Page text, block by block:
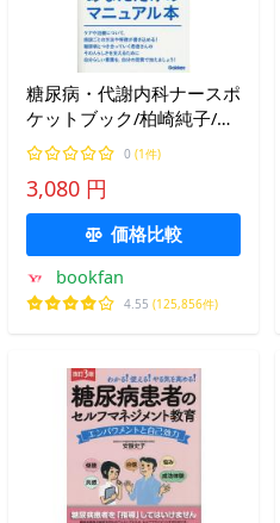
糖尿病・代謝内科ナースポ
ケットブック/柏崎純子/平
野勉/田中聡美0 (1件)
3,080 円
価格比較
bookfan
4.55 (125,856件)